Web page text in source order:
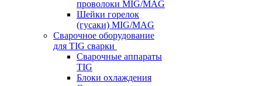
проволоки MIG/MAG
Шейки горелок
(гусаки) MIG/MAG
Сварочное оборудование
для TIG сварки
Сварочные аппараты
TIG
Блоки охлаждения